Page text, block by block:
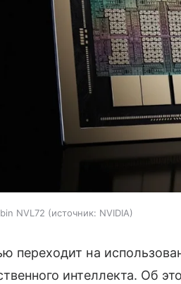
NVL72 источник: NVIDIA
переходит на
интеллекта. Об